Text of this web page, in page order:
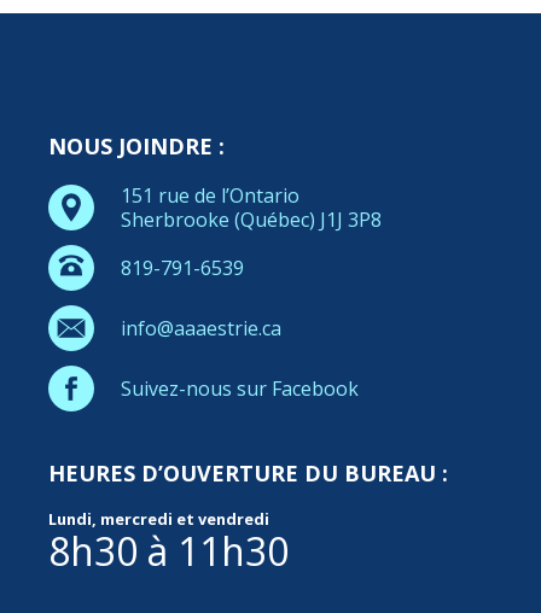
NOUS JOINDRE :
151 rue de l’Ontario
Sherbrooke (Québec) J1J 3P8
819-791-6539
info@aaaestrie.ca
Suivez-nous sur Facebook
HEURES D’OUVERTURE DU BUREAU :
Lundi, mercredi et vendredi
8h30 à 11h30